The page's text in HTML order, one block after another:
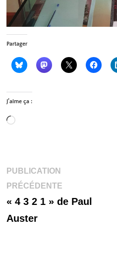
Partager
J’aime ça :
Chargement…
Navigation
de
l’article
PUBLICATION
PRÉCÉDENTEPublication
précédente :
« 4 3 2 1 » de Paul
Auster